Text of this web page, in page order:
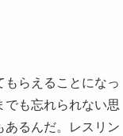
らえることになっ
も忘れられない思
るんだ。レスリン